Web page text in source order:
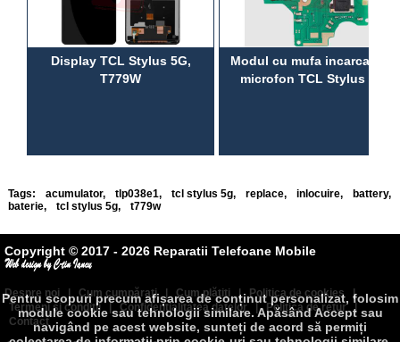
Display TCL Stylus 5G,
T779W
Modul cu mufa incarcare si
microfon TCL Stylus 5G
Tags: acumulator, tlp038e1, tcl stylus 5g, replace, inlocuire, battery,
baterie, tcl stylus 5g, t779w
Copyright © 2017 - 2026 Reparatii Telefoane Mobile
Despre noi Cum cumpăraţi Cum plătiţi | Politica de cookies
|
Termeni şi condiţii
Confidenţialitatea datelor Politica de retur
|
Contact
Pentru scopuri precum afișarea de conținut personalizat, folosim
module cookie sau tehnologii similare. Apăsând Accept sau
navigând pe acest website, sunteți de acord să permiți